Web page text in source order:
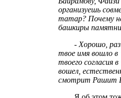
организуешь
татар? Почему
башкиры
- Хорошо,
твое имя вошло
твоего согласия
вошел,
смотрит Рашит